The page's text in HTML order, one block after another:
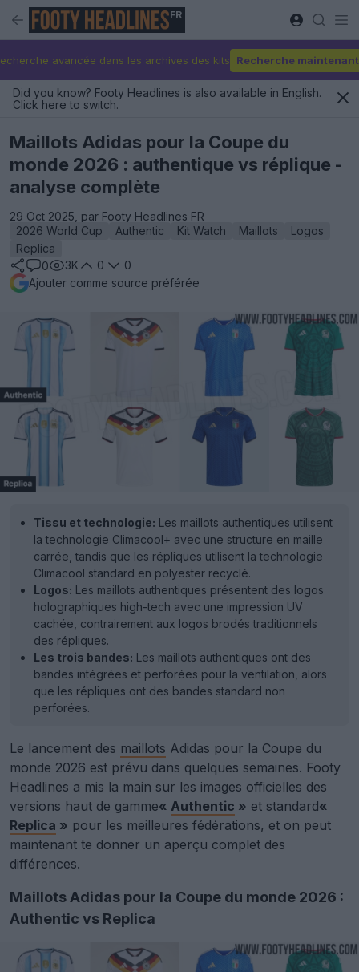
FR
avancée dans les archives des kits Recherche maintenant
Did you know? Footy Headlines is also available in English.
Click here to switch.
Maillots Adidas pour la Coupe du
monde 2026 : authentique vs réplique -
analyse complète
29 Oct 2025, par Footy Headlines FR
2026 World Cup
Authentic Kit Watch Maillots
Logos
Replica
0
3K 0
0
Ajouter comme source préférée
Tissu et technologie: Les maillots authentiques utilisent
la technologie Climacool+ avec une structure en maille
carrée, tandis que les répliques utilisent la technologie
Climacool standard en polyester recyclé.
Logos: Les maillots authentiques présentent des logos
holographiques high-tech avec une impression UV
cachée, contrairement aux logos brodés traditionnels
des répliques.
Les trois bandes: Les maillots authentiques ont des
bandes intégrées et perforées pour la ventilation, alors
que les répliques ont des bandes standard non
perforées.
Le lancement des maillots Adidas pour la Coupe du
monde 2026 est prévu dans quelques semaines. Footy
Headlines a mis la main sur les images officielles des
versions haut de gamme« Authentic » et standard«
Replica » pour les meilleures fédérations, et on peut
maintenant te donner un aperçu complet des
différences.
Maillots Adidas pour la Coupe du monde 2026 :
Authentic vs Replica